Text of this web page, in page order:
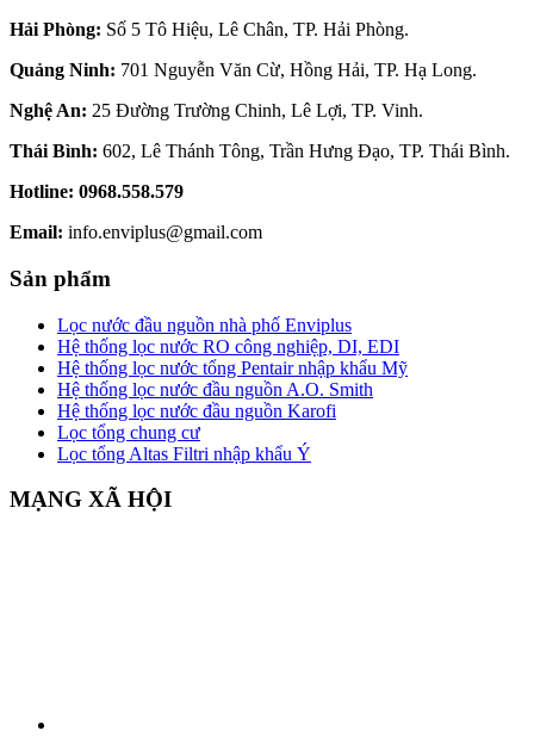
Hải Phòng: Số 5 Tô Hiệu, Lê Chân, TP. Hải Phòng.
Quảng Ninh: 701 Nguyễn Văn Cừ, Hồng Hải, TP. Hạ Long.
Nghệ An: 25 Đường Trường Chinh, Lê Lợi, TP. Vinh.
Thái Bình: 602, Lê Thánh Tông, Trần Hưng Đạo, TP. Thái Bình.
Hotline: 0968.558.579
Email: info.enviplus@gmail.com
Sản phẩm
Lọc nước đầu nguồn nhà phố Enviplus
Hệ thống lọc nước RO công nghiệp, DI, EDI
Hệ thống lọc nước tổng Pentair nhập khẩu Mỹ
Hệ thống lọc nước đầu nguồn A.O. Smith
Hệ thống lọc nước đầu nguồn Karofi
Lọc tổng chung cư
Lọc tổng Altas Filtri nhập khẩu Ý
MẠNG XÃ HỘI